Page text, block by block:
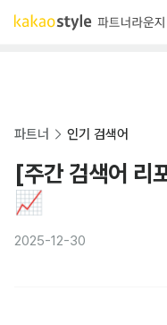
파트너 인기 검색어
[주간 검색어 리
📈
2025-12-30